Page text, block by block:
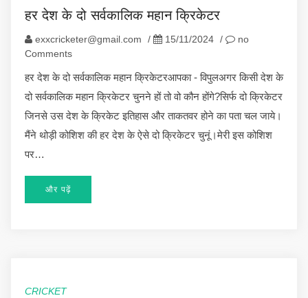
हर देश के दो सर्वकालिक महान क्रिकेटर
exxcricketer@gmail.com / 15/11/2024 /
no
Comments
हर देश के दो सर्वकालिक महान क्रिकेटरआपका - विपुलअगर किसी देश के
दो सर्वकालिक महान क्रिकेटर चुनने हों तो वो कौन होंगे?सिर्फ दो क्रिकेटर
जिनसे उस देश के क्रिकेट इतिहास और ताकतवर होने का पता चल जाये।
मैंने थोड़ी कोशिश की हर देश के ऐसे दो क्रिकेटर चुनूं।मेरी इस कोशिश
पर…
और पढ़ें
CRICKET